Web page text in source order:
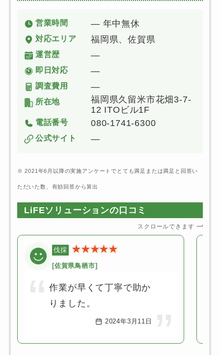
営業時間 ― 年中無休
対応エリア 福岡県、佐賀県
運営歴 ―
即日対応 ―
調査費用 ―
所在地
福岡県久留米市花畑3-7-
12 ITOビル1F
電話番号 080-1741-6300
公式サイト ―
※ 2021年6月以降の実施アンケートでとても満足または満足と回答い
ただいた数、有効回答から算出
LiFEソリューションの口コミ
スクロールできます
伐採 ★★★★★
[佐賀県鳥栖市]
作業が早くて丁寧で助か
りました。
2024年3月11日